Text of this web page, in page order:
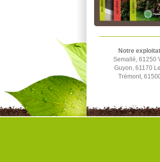
Notre
Semallé, 61250
Guyon, 61170
Trémont,